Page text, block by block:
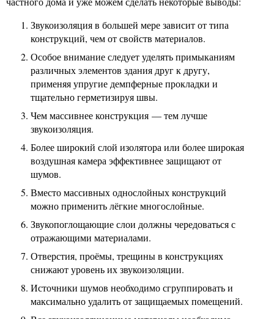
Звукоизоляция в большей мере зависит от типа
конструкций, чем от свойств материалов.
Особое внимание следует уделять примыканиям
различных элементов здания друг к другу,
применяя упругие демпферные прокладки и
тщательно герметизируя швы.
Чем массивнее конструкция — тем лучше
звукоизоляция.
Более широкий слой изолятора или более широкая
воздушная камера эффективнее защищают от
шумов.
Вместо массивных однослойных конструкций
можно применить лёгкие многослойные.
Звукопоглощающие слои должны чередоваться с
отражающими материалами.
Отверстия, проёмы, трещины в конструкциях
снижают уровень их звукоизоляции.
Источники шумов необходимо сгруппировать и
максимально удалить от защищаемых помещений.